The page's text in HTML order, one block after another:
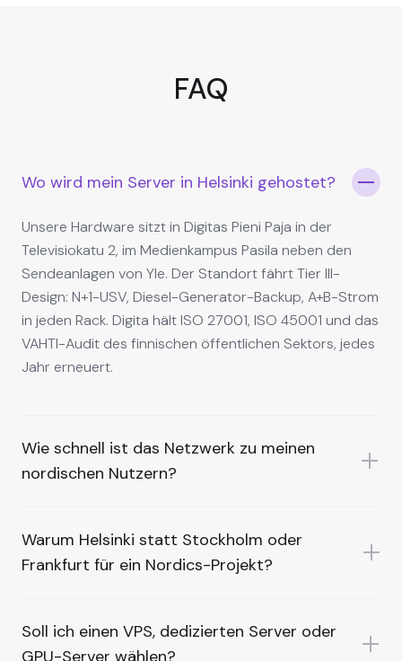
FAQ
Wo wird mein Server in Helsinki gehostet?
Unsere Hardware sitzt in Digitas Pieni Paja in der
Televisiokatu 2, im Medienkampus Pasila neben den
Sendeanlagen von Yle. Der Standort fährt Tier III-
Design: N+1-USV, Diesel-Generator-Backup, A+B-Strom
in jeden Rack. Digita hält ISO 27001, ISO 45001 und das
VAHTI-Audit des finnischen öffentlichen Sektors, jedes
Jahr erneuert.
Wie schnell ist das Netzwerk zu meinen
nordischen Nutzern?
Warum Helsinki statt Stockholm oder
Frankfurt für ein Nordics-Projekt?
Soll ich einen VPS, dedizierten Server oder
GPU-Server wählen?